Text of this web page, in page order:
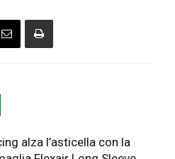
alza l’asticella con la